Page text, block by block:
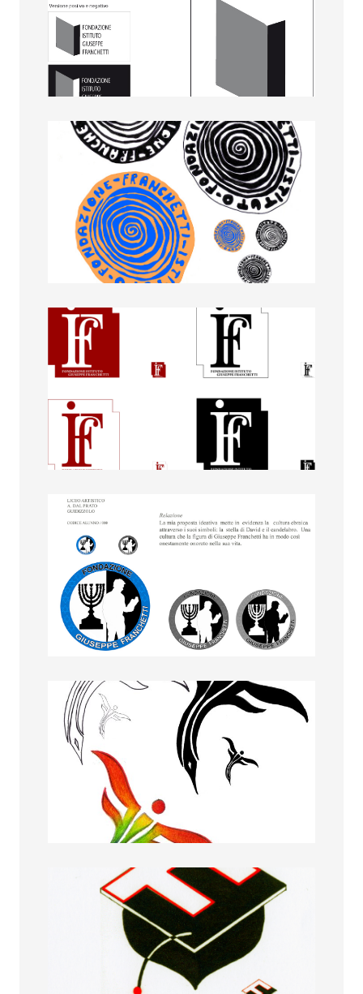
Melanie Mattinzoli
Nicole Betti
Paolo Guadagno
Rebecca Compagnoni
Sofia Mazzali